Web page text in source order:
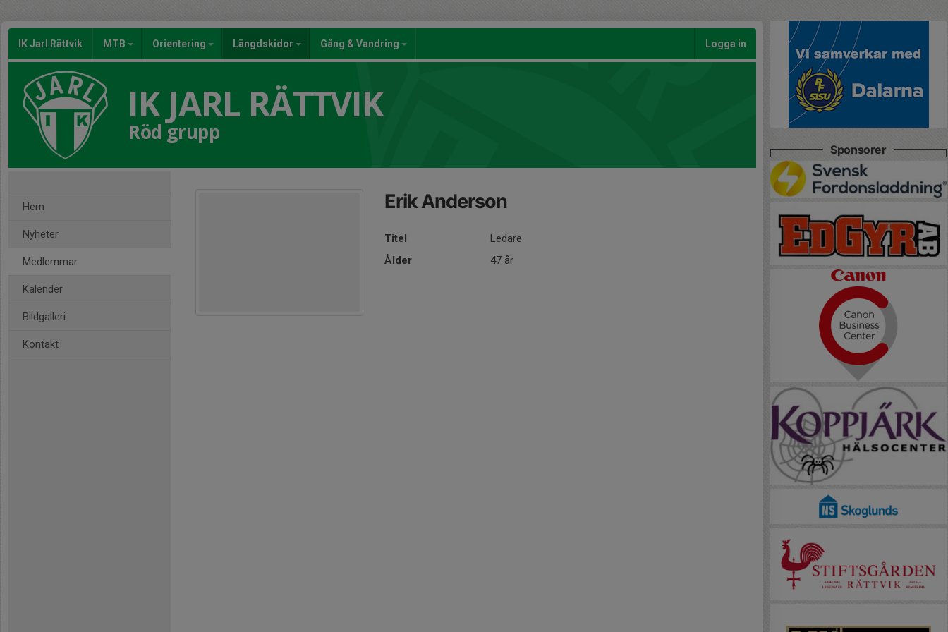
IK Jarl Rättvik MTB Orientering Längdskidor Gång & Vandring Logga in
IK JARL RÄTTVIK
Röd grupp
Hem
Nyheter
Medlemmar
Kalender
Bildgalleri
Kontakt
Erik Anderson
Titel
Ledare
Ålder
47 år
Sponsorer